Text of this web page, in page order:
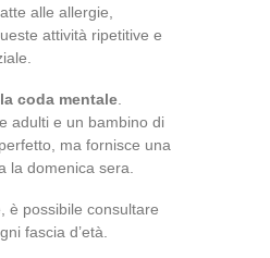
alle allergie,
attività ripetitive e
coda mentale
adulti e un bambino di
ma fornisce una
la domenica sera.
è possibile consultare
fascia d’età.